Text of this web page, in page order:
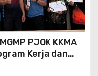
PJOK KKMA
Kerja dan